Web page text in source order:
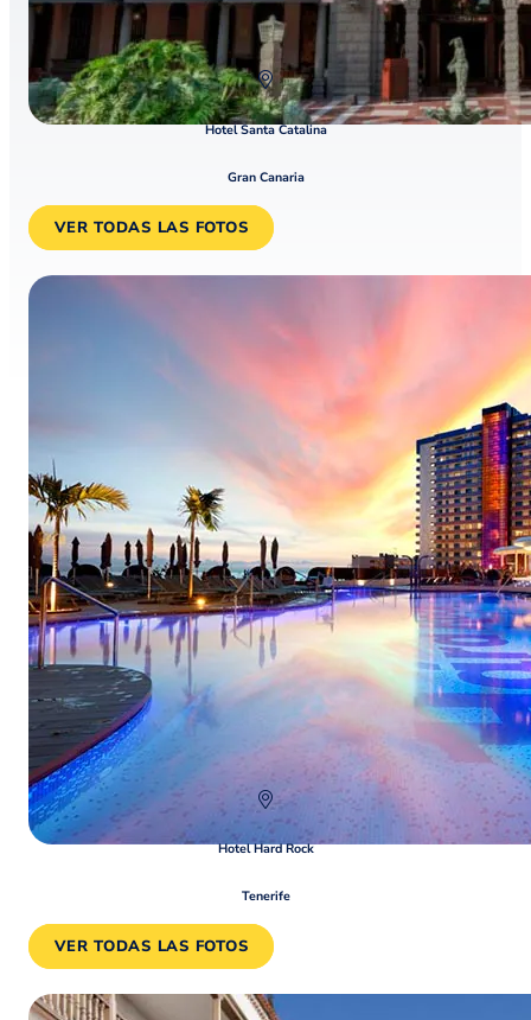
Hotel Santa Catalina
Gran Canaria
VER TODAS LAS FOTOS
Hotel Hard Rock
Tenerife
VER TODAS LAS FOTOS